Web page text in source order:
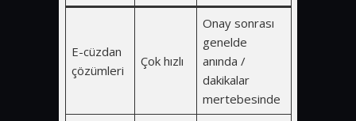
E-cüzdan
çözümleri
Çok hızlı
Onay sonrası
genelde
anında /
dakikalar
mertebesinde